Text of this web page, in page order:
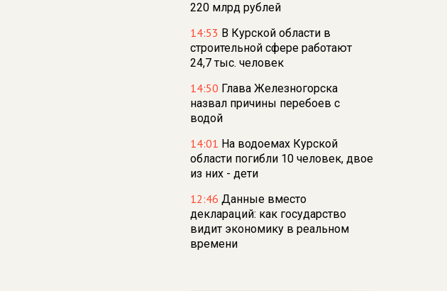
220 млрд рублей
14:53 В Курской области в
строительной сфере работают
24,7 тыс. человек
14:50 Глава Железногорска
назвал причины перебоев с
водой
14:01 На водоемах Курской
области погибли 10 человек, двое
из них - дети
12:46 Данные вместо
деклараций: как государство
видит экономику в реальном
времени